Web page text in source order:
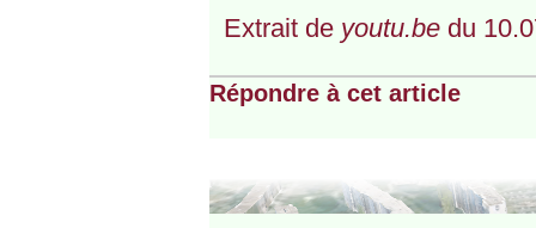
Extrait de youtu.bedu
Répondre à cet article